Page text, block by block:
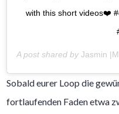
with this short videos❤️
A post shared byJasmin
Sobald eurer Loop die
fortlaufenden Faden etwa